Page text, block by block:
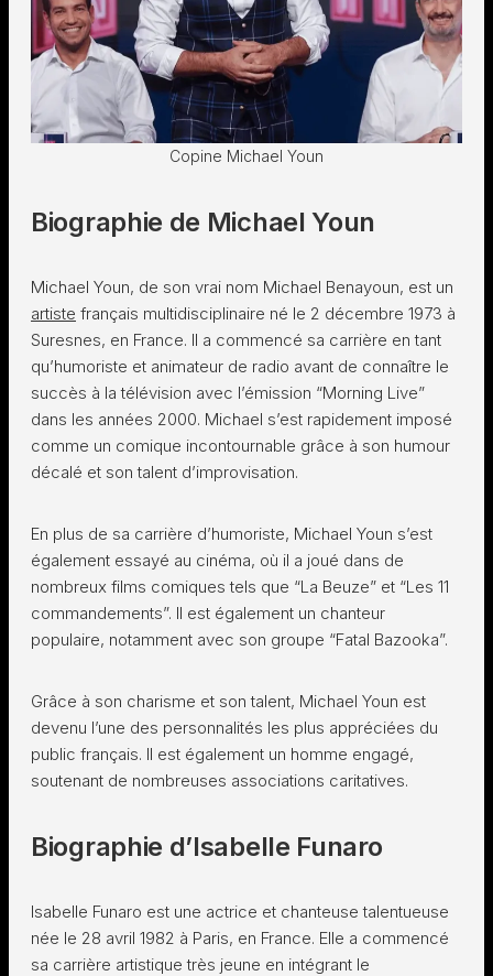
Copine Michael Youn
Biographie de Michael Youn
Michael Youn, de son vrai nom Michael Benayoun, est un
artiste français multidisciplinaire né le 2 décembre 1973 à
Suresnes, en France. Il a commencé sa carrière en tant
qu’humoriste et animateur de radio avant de connaître le
succès à la télévision avec l’émission “Morning Live”
dans les années 2000. Michael s’est rapidement imposé
comme un comique incontournable grâce à son humour
décalé et son talent d’improvisation.
En plus de sa carrière d’humoriste, Michael Youn s’est
également essayé au cinéma, où il a joué dans de
nombreux films comiques tels que “La Beuze” et “Les 11
commandements”. Il est également un chanteur
populaire, notamment avec son groupe “Fatal Bazooka”.
Grâce à son charisme et son talent, Michael Youn est
devenu l’une des personnalités les plus appréciées du
public français. Il est également un homme engagé,
soutenant de nombreuses associations caritatives.
Biographie d’Isabelle Funaro
Isabelle Funaro est une actrice et chanteuse talentueuse
née le 28 avril 1982 à Paris, en France. Elle a commencé
sa carrière artistique très jeune en intégrant le